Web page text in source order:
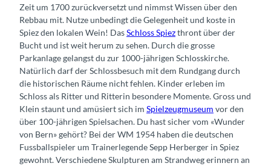
Zeit um 1700 zurückversetzt und nimmst Wissen über den
Rebbau mit. Nutze unbedingt die Gelegenheit und koste in
Spiez den lokalen Wein! DasSchloss Spiezthront über der
Bucht und ist weit herum zu sehen. Durch die grosse
Parkanlage gelangst du zur 1000-jährigen Schlosskirche.
Natürlich darf der Schlossbesuch mit dem Rundgang durch
die historischen Räume nicht fehlen. Kinder erleben im
Schloss als Ritter und Ritterin besondere Momente. Gross und
Klein staunt und amüsiert sich im Spielzeugmuseum vor den
über 100-jährigen Spielsachen. Du hast sicher vom «Wunder
von Bern» gehört? Bei der WM 1954 haben die deutschen
Fussballspieler um Trainerlegende Sepp Herberger in Spiez
gewohnt. Verschiedene Skulpturen am Strandweg erinnern an